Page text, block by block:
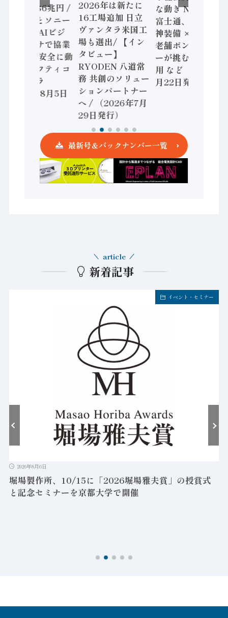
加価値額86兆円 /
三菱電機とソニー
セミコン AIビジ
ョンセンサで協業
/ IDEC、安全に動
かすセーフティコ
ントローラ
（2026年8月5日
2026年は新たに
16工場追加 日立
ヴァンタラ米国工
場も選出/ 【イン
タビュー】
RYODEN 八道常
務 共創のソリュー
ションパートナー
へ / （2026年7月
29日発行）
な動き Noetra、
富士通、日立 / 兵
神装備 × HMS、
老舗ポンプメーカ
ーが挑むデータ活
用 など（2026年7
月22日発行）
最新号＆バックナンバー一覧
新着記事
article
イベント・セミナー
2026年8月6日
堀場製作所、10/15に「2026堀場雅夫賞」の授賞式
と記念セミナーを京都大学で開催